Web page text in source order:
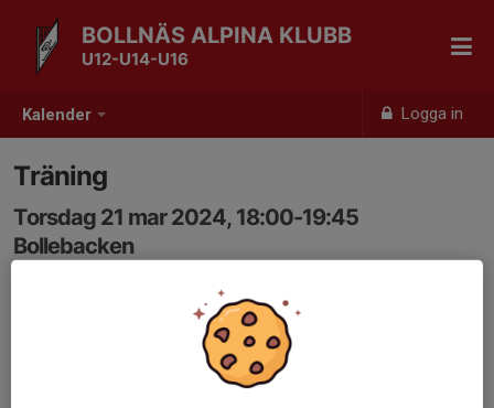
Kalender Logga in
BOLLNÄS ALPINA KLUBB
U12-U14-U16
Träning
Torsdag 21 mar 2024, 18:00-19:45
Bollebacken